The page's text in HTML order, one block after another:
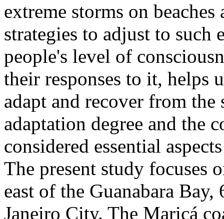
extreme storms on
strategies to adjust to such
people's level of
their responses to it, helps
adapt and recover from the
adaptation degree and the
considered essential
The present study focuses
east of the Guanabara
Janeiro City. The Maricá